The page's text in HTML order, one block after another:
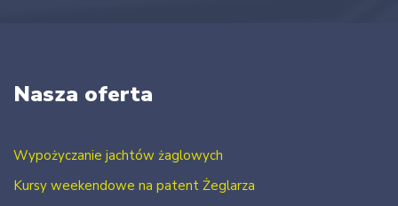
Nasza oferta
Wypożyczanie jachtów żaglowych
Kursy weekendowe na patent Żeglarza